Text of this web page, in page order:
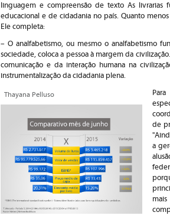
linguagem e compreensão de texto As
educacional e de cidadania no país. Quanto
Ele completa:
– O analfabetismo, ou mesmo o analfabetismo
sociedade, coloca a pessoa à margem da
comunicação e da interação humana na
instrumentalização da cidadania plena.
Thayana Pelluso
de
a